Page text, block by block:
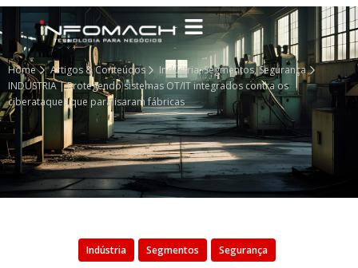
Home Artigos & Conteúdos Indústria,Segmentos,Segurança
INDÚSTRIA | Protegendo sistemas OT/IT integrados contra os
ciberataques que paralisaram fábricas
Indústria Segmentos Segurança